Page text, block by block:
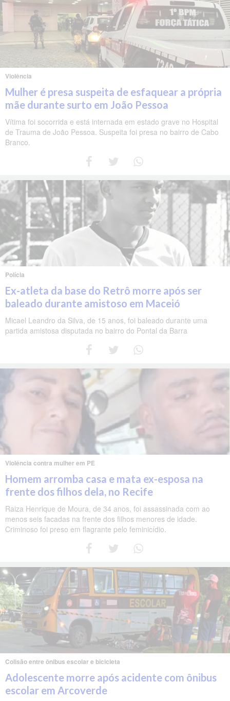
Violência
Mulher é presa suspeita de esfaquear a própria
mãe durante surto em João Pessoa
Vítima foi socorrida e está internada em estado grave no Hospital
de Trauma de João Pessoa. Suspeita foi presa no bairro de Cabo
Branco.
Polícia
Ex-atleta da base do Retrô morre após ser
baleado durante amistoso em Maceió
Micael Leandro da Silva, de 15 anos, foi baleado durante uma
partida amistosa disputada no bairro do Pontal da Barra
Violência contra mulher em PE
Homem arromba casa e mata ex-esposa na
frente dos filhos dela, no Recife
Raiza Henrique de Moura, de 34 anos, foi assassinada com ao
menos seis facadas na frente dos filhos menores de idade.
Criminoso foi preso em flagrante pelo feminicídio.
Colisão entre ônibus escolar e bicicleta
Adolescente morre após acidente com ônibus
escolar em Arcoverde